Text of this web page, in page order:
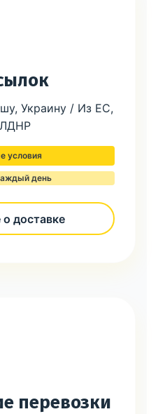
Украину / Из ЕС,
условия
день
доставке
перевозки